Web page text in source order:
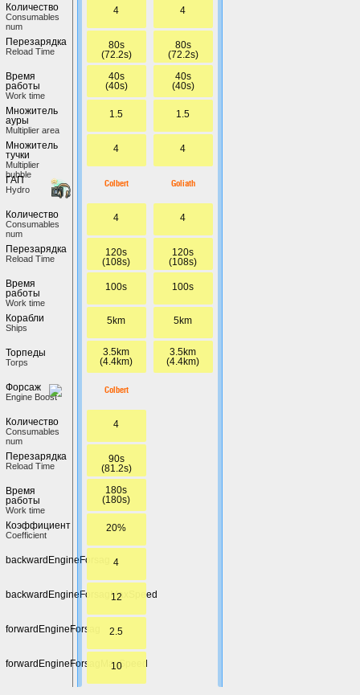
Количество
Сonsumables
num
Перезарядка
Reload Time
Время
работы
Work time
Множитель
ауры
Multiplier area
Множитель
тучки
Multiplier
bubble
ГАП
Hydro
Количество
Сonsumables
num
Перезарядка
Reload Time
Время
работы
Work time
Корабли
Ships
Торпеды
Torps
Форсаж
Engine Boost
Количество
Сonsumables
num
Перезарядка
Reload Time
Время
работы
Work time
Коэффициент
Coefficient
backwardEngineForsag
backwardEngineForsagMaxSpeed
forwardEngineForsag
forwardEngineForsagMaxSpeed
4
80s
(72.2s)
40s
(40s)
1.5
4
Colbert
4
120s
(108s)
100s
5km
3.5km
(4.4km)
Colbert
4
90s
(81.2s)
180s
(180s)
20%
4
12
2.5
10
4
80s
(72.2s)
40s
(40s)
1.5
4
Goliath
4
120s
(108s)
100s
5km
3.5km
(4.4km)